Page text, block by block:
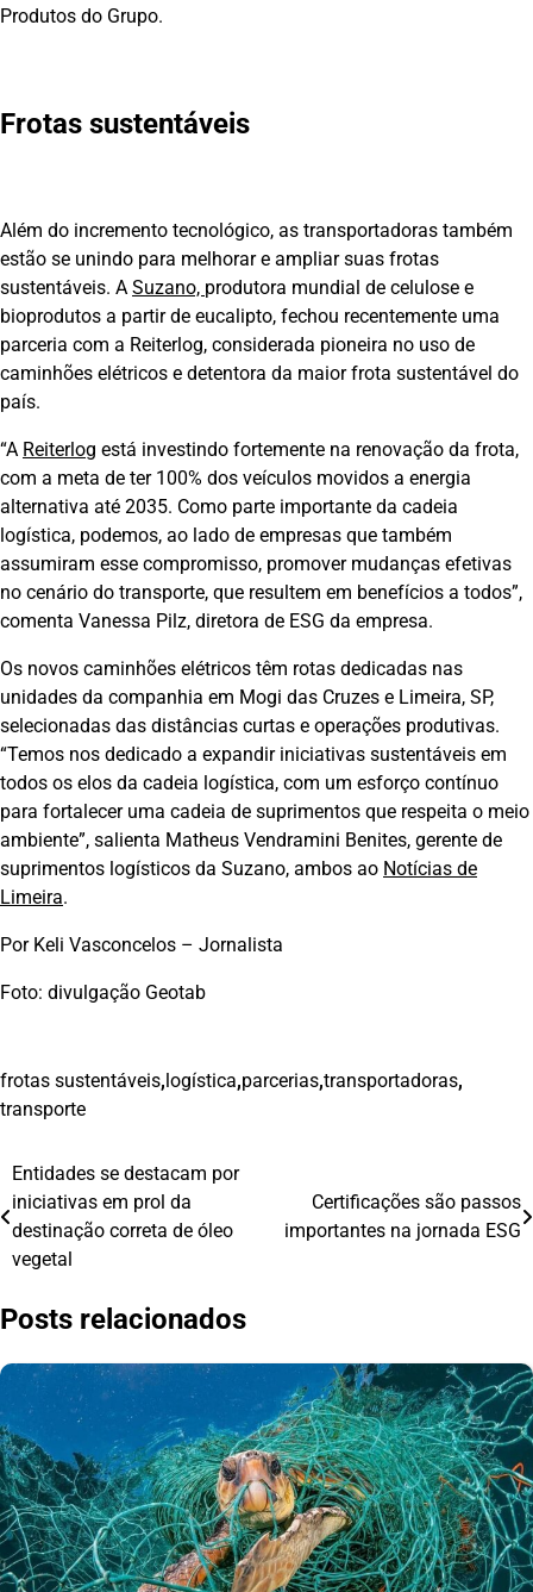
Produtos do Grupo.
Frotas sustentáveis
Além do incremento tecnológico, as transportadoras também
estão se unindo para melhorar e ampliar suas frotas
sustentáveis. A Suzano, produtora mundial de celulose e
bioprodutos a partir de eucalipto, fechou recentemente uma
parceria com a Reiterlog, considerada pioneira no uso de
caminhões elétricos e detentora da maior frota sustentável do
país.
“A Reiterlog está investindo fortemente na renovação da frota,
com a meta de ter 100% dos veículos movidos a energia
alternativa até 2035. Como parte importante da cadeia
logística, podemos, ao lado de empresas que também
assumiram esse compromisso, promover mudanças efetivas
no cenário do transporte, que resultem em benefícios a todos”,
comenta Vanessa Pilz, diretora de ESG da empresa.
Os novos caminhões elétricos têm rotas dedicadas nas
unidades da companhia em Mogi das Cruzes e Limeira, SP,
selecionadas das distâncias curtas e operações produtivas.
“Temos nos dedicado a expandir iniciativas sustentáveis em
todos os elos da cadeia logística, com um esforço contínuo
para fortalecer uma cadeia de suprimentos que respeita o meio
ambiente”, salienta Matheus Vendramini Benites, gerente de
suprimentos logísticos da Suzano, ambos ao Notícias de
Limeira.
Por Keli Vasconcelos – Jornalista
Foto: divulgação Geotab
frotas sustentáveis,logística,parcerias,transportadoras,
transporte
Navegação
de
Post
Entidades se destacam por
iniciativas em prol da
destinação correta de óleo
vegetal
Certificações são passos
importantes na jornada ESG
Posts relacionados